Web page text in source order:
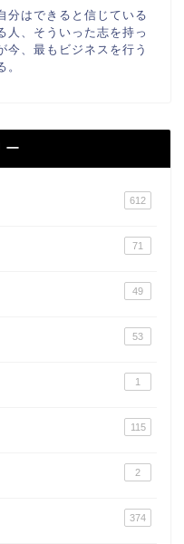
分はできると信じている
人、そういった志を持っ
今、最もビジネスを行う
ー
612
71
49
53
1
115
2
374